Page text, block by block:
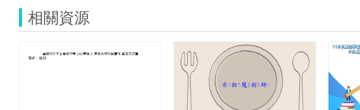
相關資源